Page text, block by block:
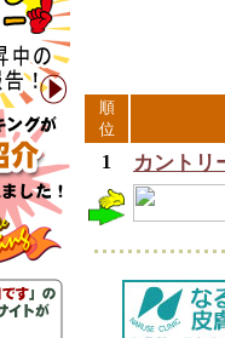
順
位
1 カントリ